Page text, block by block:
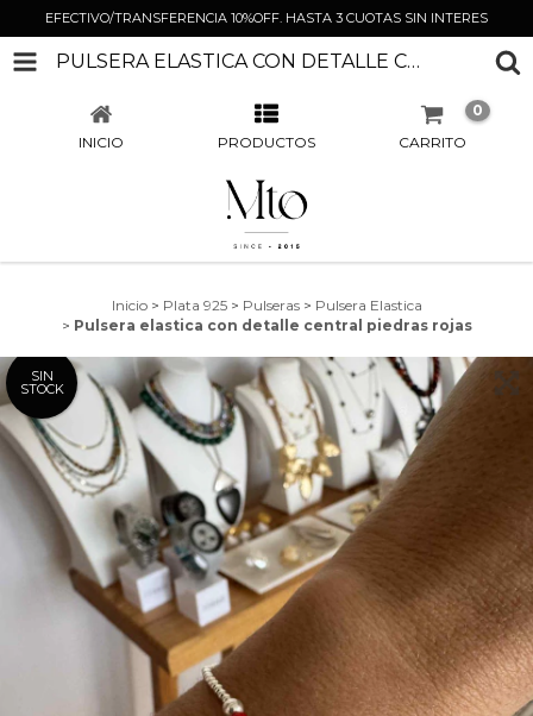
EFECTIVO/TRANSFERENCIA 10%OFF. HASTA 3 CUOTAS SIN INTERES
PULSERA ELASTICA CON DETALLE CENTRAL PIEDRAS ROJAS
INICIO PRODUCTOS CARRITO
0
Inicio > Plata 925 > Pulseras > Pulsera Elastica
> Pulsera elastica con detalle central piedras rojas
SIN
STOCK